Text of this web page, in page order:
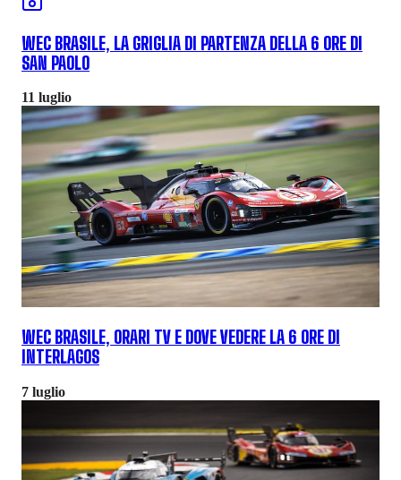
WEC BRASILE, LA GRIGLIA DI PARTENZA DELLA 6 ORE DI
SAN PAOLO
11 luglio
WEC BRASILE, ORARI TV E DOVE VEDERE LA 6 ORE DI
INTERLAGOS
7 luglio